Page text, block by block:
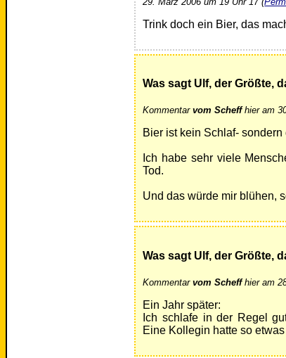
Trink doch ein Bier, das
Was sagt Ulf, der Größte,
Kommentarvom Scheffhier am
Bier ist kein Schlaf-
Ich habe sehr viele
Tod.
Und das würde mir blühen,
Was sagt Ulf, der Größte,
Kommentarvom Scheffhier am
Ein Jahr später:
Ich schlafe in der Regel
Eine Kollegin hatte so